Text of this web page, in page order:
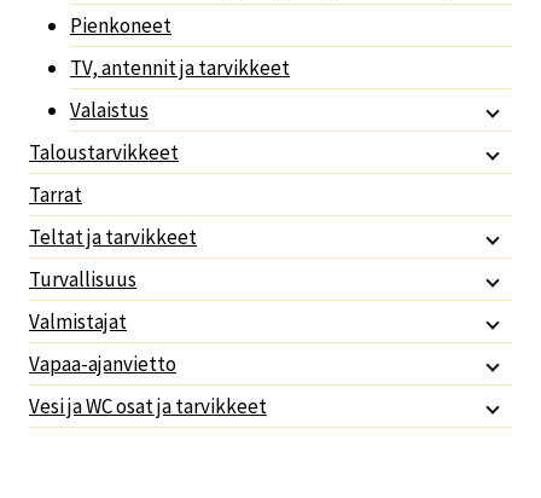
Pienkoneet
TV, antennit ja tarvikkeet
Valaistus
Taloustarvikkeet
Tarrat
Teltat ja tarvikkeet
Turvallisuus
Valmistajat
Vapaa-ajanvietto
Vesi ja WC osat ja tarvikkeet